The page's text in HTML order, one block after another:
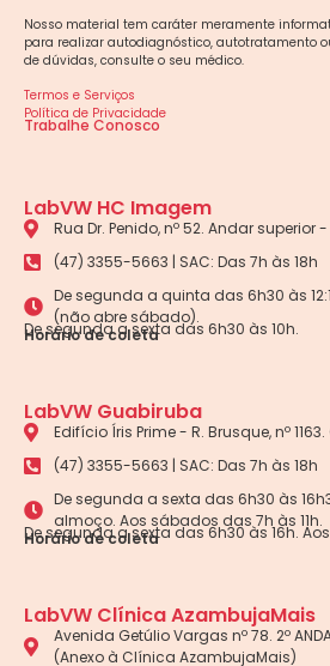
Nosso material tem caráter meramente
para realizar autodiagnóstico, autotratamento
de dúvidas, consulte o seu médico.
Termos e Serviços
Política de Privacidade
Trabalhe Conosco
LabVW HC Imagem
Rua Dr. Penido, nº 52. Andar superior
(47) 3355-5663 | SAC: Das 7h às 18h
De segunda a quinta das 6h30 às
(não abre sábado).
Horário de coleta
De segunda a sexta das 6h30 às 10h.
LabVW Guabiruba
Edifício Íris Prime - R. Brusque, nº
(47) 3355-5663 | SAC: Das 7h às 18h
De segunda a sexta das 6h30 às
almoço. Aos sábados das 7h às 11h.
Horário de coleta
De segunda a sexta das 6h30 às 16h.
LabVW Clínica AzambujaMais
Avenida Getúlio Vargas nº 78. 2º
(Anexo à Clínica AzambujaMais)